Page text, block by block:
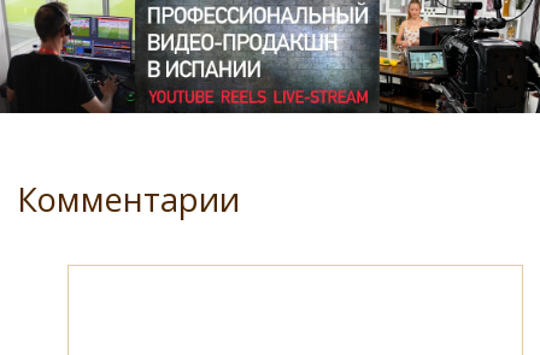
Комментарии